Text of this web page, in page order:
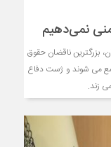
نمی‌دهیم
بزرگترین ناقضان حقوق
جمع می شوند و ژست دفاع
زند.